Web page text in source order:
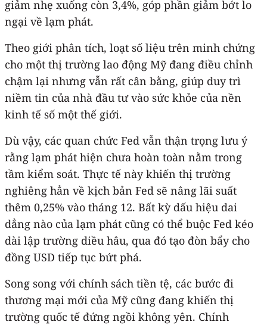
giảm nhẹ xuống còn 3,4%, góp phần giảm bớt lo
ngại về lạm phát.
Theo giới phân tích, loạt số liệu trên minh chứng
cho một thị trường lao động Mỹ đang điều chỉnh
chậm lại nhưng vẫn rất cân bằng, giúp duy trì
niềm tin của nhà đầu tư vào sức khỏe của nền
kinh tế số một thế giới.
Dù vậy, các quan chức Fed vẫn thận trọng lưu ý
rằng lạm phát hiện chưa hoàn toàn nằm trong
tầm kiểm soát. Thực tế này khiến thị trường
nghiêng hẳn về kịch bản Fed sẽ nâng lãi suất
thêm 0,25% vào tháng 12. Bất kỳ dấu hiệu dai
dẳng nào của lạm phát cũng có thể buộc Fed kéo
dài lập trường diều hâu, qua đó tạo đòn bẩy cho
đồng USD tiếp tục bứt phá.
Song song với chính sách tiền tệ, các bước đi
thương mại mới của Mỹ cũng đang khiến thị
trường quốc tế đứng ngồi không yên. Chính